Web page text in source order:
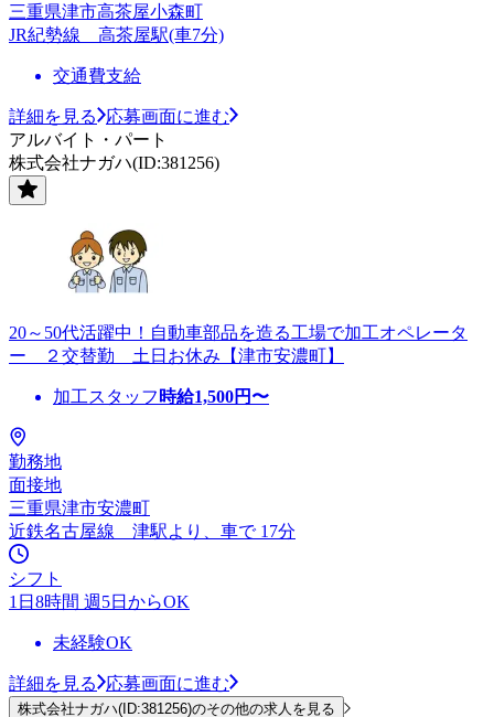
三重県津市高茶屋小森町
JR紀勢線 高茶屋駅(車7分)
交通費支給
詳細を見る
応募画面に進む
アルバイト・パート
株式会社ナガハ(ID:381256)
20～50代活躍中！自動車部品を造る工場で加工オペレータ
ー ２交替勤 土日お休み【津市安濃町】
加工スタッフ 時給1,500円〜
勤務地
面接地
三重県津市安濃町
近鉄名古屋線 津駅より、車で 17分
シフト
1日8時間 週5日からOK
未経験OK
詳細を見る 応募画面に進む
株式会社ナガハ(ID:381256)のその他の求人を見る